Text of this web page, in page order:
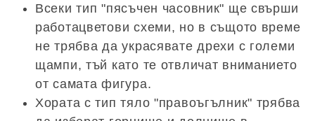
Всеки тип "пясъчен часовник" ще свърши
работацветови схеми, но в същото време
не трябва да украсявате дрехи с големи
щампи, тъй като те отвличат вниманието
от самата фигура.
Хората с тип тяло "правоъгълник" трябва